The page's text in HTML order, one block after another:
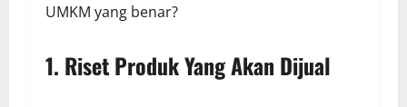
UMKM yang benar?
1. Riset Produk Yang Akan Dijual